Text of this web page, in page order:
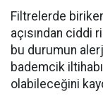
Filtrelerde
açısından ciddi
bu durumun
bademcik
olabileceğini